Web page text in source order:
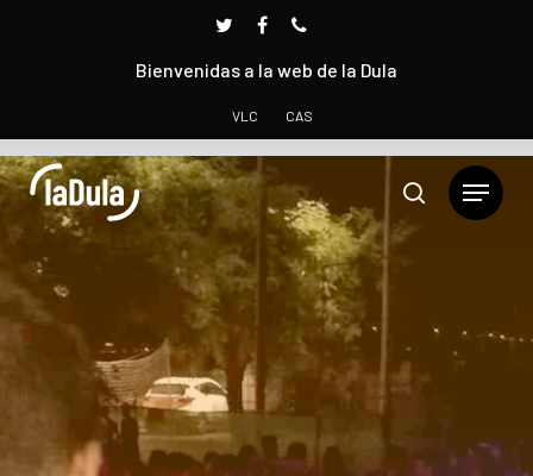
Bienvenidas a la web de la Dula
VLC CAS
Presione INTRO para buscar o ESC para cerrar